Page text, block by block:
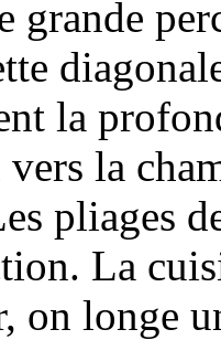
grande
la
la
pliages
La
on longe